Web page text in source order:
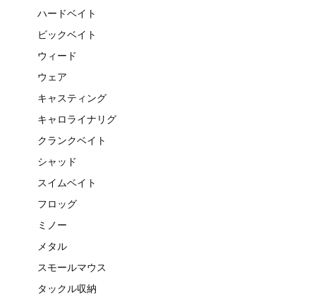
ハードベイト
ビックベイト
ウィード
ウェア
キャスティング
キャロライナリグ
クランクベイト
シャッド
スイムベイト
フロッグ
ミノー
メタル
スモールマウス
タックル収納